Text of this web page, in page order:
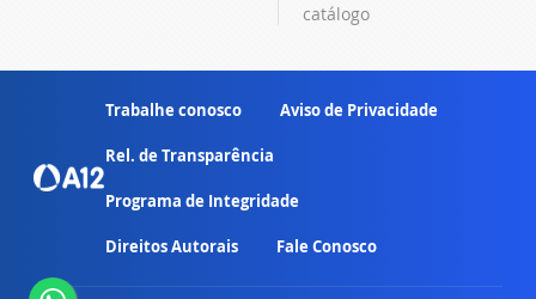
catálogo
Trabalhe conosco Aviso de Privacidade
Rel. de Transparência
Programa de Integridade
Direitos Autorais Fale Conosco